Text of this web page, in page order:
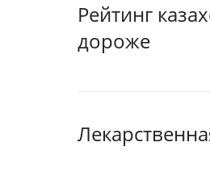
Рейтинг
дороже